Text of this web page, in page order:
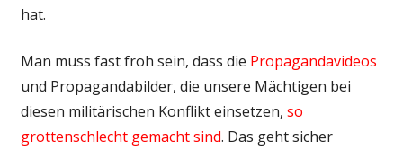
hat.
Man muss fast froh sein, dass die Propagandavideos
und Propagandabilder, die unsere Mächtigen bei
diesen militärischen Konflikt einsetzen, so
grottenschlecht gemacht sind. Das geht sicher